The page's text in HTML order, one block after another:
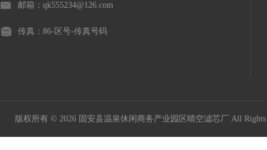
邮箱：qk555234@126.com
传真：86-区号-传真号码
版权所有 © 2026 固安县温泉休闲商务产业园区晴空滤芯厂 All